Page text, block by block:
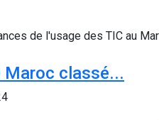
Maroc classé...